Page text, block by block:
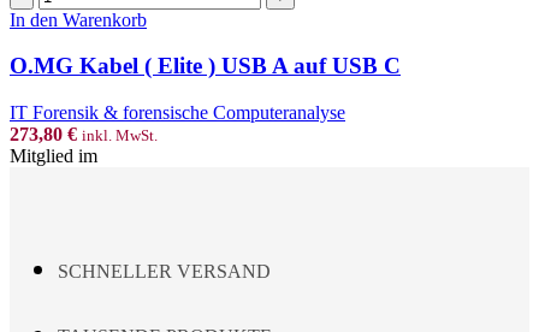
Kabel
Elite
)
USB
A
auf
USB
In den Warenkorb
O.MG Kabel ( Elite ) USB A auf USB C
IT Forensik & forensische Computeranalyse
273,80 € inkl. MwSt.
Mitglied im
SCHNELLER VERSAND